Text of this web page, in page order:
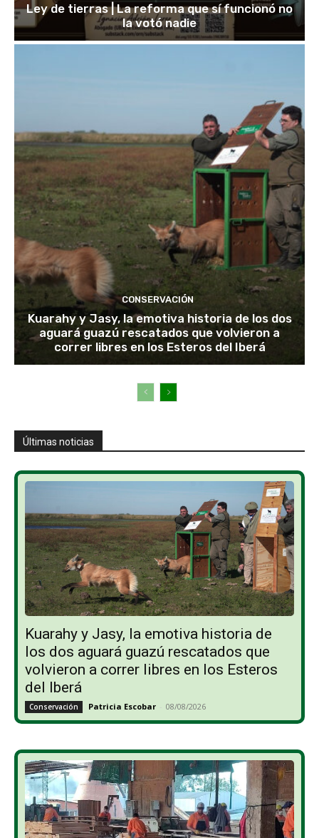
Ley de tierras | La reforma que sí funcionó no
la votó nadie
CONSERVACIÓN
Kuarahy y Jasy, la emotiva historia de los dos
aguará guazú rescatados que volvieron a
correr libres en los Esteros del Iberá
Últimas noticias
Kuarahy y Jasy, la emotiva historia de
los dos aguará guazú rescatados que
volvieron a correr libres en los Esteros
del Iberá
Conservación Patricia Escobar - 08/08/2026